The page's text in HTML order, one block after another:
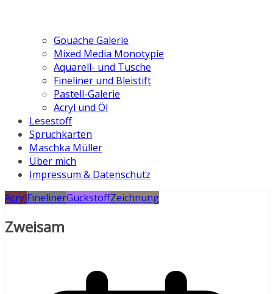
Gouache Galerie
Mixed Media Monotypie
Aquarell- und Tusche
Fineliner und Bleistift
Pastell-Galerie
Acryl und Öl
Lesestoff
Spruchkarten
Maschka Müller
Über mich
Impressum & Datenschutz
AcrylFinelinerGuckstoffZeichnung
Zweisam